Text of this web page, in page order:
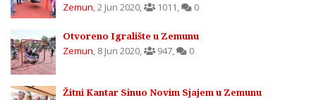
Zemun,2 Jun 2020, 1011, 0
Otvoreno Igralište u Zemunu
Zemun, 8 Jun 2020, 947, 0
Žitni Kantar Sinuo Novim Sjajem u Zemunu